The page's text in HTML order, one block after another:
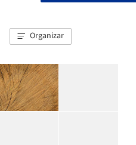
Organizar